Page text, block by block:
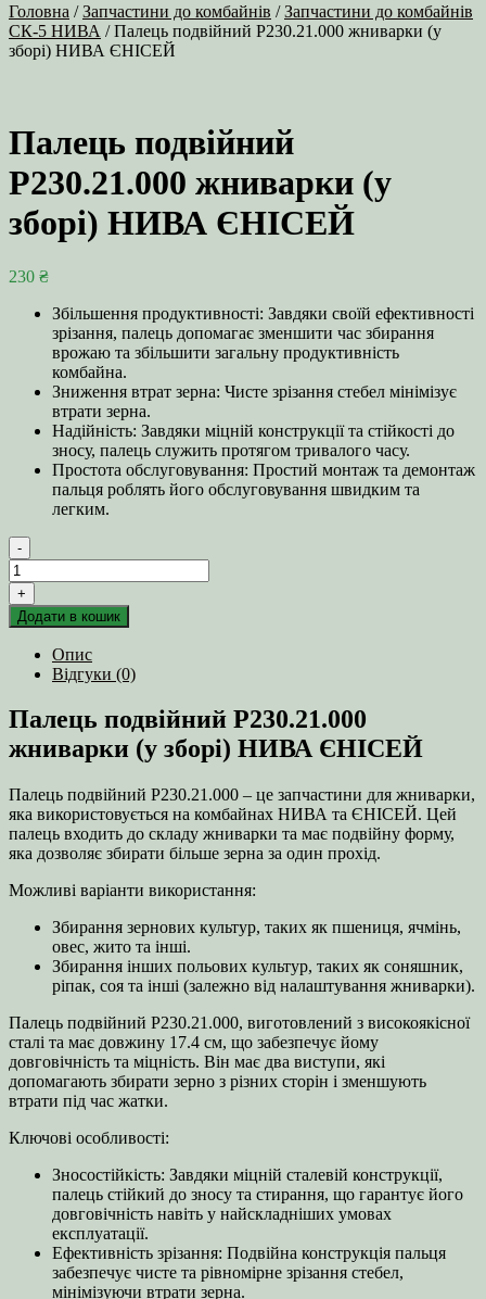
Головна /Запчастини до комбайнів /Запчастини до комбайнів
СК-5 НИВА / Палець подвійний Р230.21.000 жниварки (у
зборі) НИВА ЄНІСЕЙ
Палець подвійний
Р230.21.000 жниварки (у
зборі) НИВА ЄНІСЕЙ
230 ₴
Збільшення продуктивності: Завдяки своїй ефективності
зрізання, палець допомагає зменшити час збирання
врожаю та збільшити загальну продуктивність
комбайна.
Зниження втрат зерна: Чисте зрізання стебел мінімізує
втрати зерна.
Надійність: Завдяки міцній конструкції та стійкості до
зносу, палець служить протягом тривалого часу.
Простота обслуговування: Простий монтаж та демонтаж
пальця роблять його обслуговування швидким та
легким.
-
Палець
подвійний
Р230.21.000
жниварки
НИВА
кількість
+
Додати в кошик
Опис
Відгуки (0)
Палець подвійний Р230.21.000
жниварки (у зборі) НИВА ЄНІСЕЙ
Палець подвійний Р230.21.000 – це запчастини для жниварки,
яка використовується на комбайнах НИВА та ЄНІСЕЙ. Цей
палець входить до складу жниварки та має подвійну форму,
яка дозволяє збирати більше зерна за один прохід.
Можливі варіанти використання:
Збирання зернових культур, таких як пшениця, ячмінь,
овес, жито та інші.
Збирання інших польових культур, таких як соняшник,
ріпак, соя та інші (залежно від налаштування жниварки).
Палець подвійний Р230.21.000, виготовлений з високоякісної
сталі та має довжину 17.4 см, що забезпечує йому
довговічність та міцність. Він має два виступи, які
допомагають збирати зерно з різних сторін і зменшують
втрати під час жатки.
Ключові особливості:
Зносостійкість: Завдяки міцній сталевій конструкції,
палець стійкий до зносу та стирання, що гарантує його
довговічність навіть у найскладніших умовах
експлуатації.
Ефективність зрізання: Подвійна конструкція пальця
забезпечує чисте та рівномірне зрізання стебел,
мінімізуючи втрати зерна.